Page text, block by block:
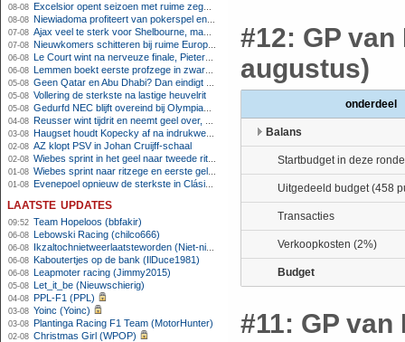
08-08 Excelsior opent seizoen met ruime zege op promovendus Cambuur
08-08 Niewiadoma profiteert van pokerspel en grijpt geel op Ventoux
07-08 Ajax veel te sterk voor Shelbourne, maar houdt schade beperkt
07-08 Nieuwkomers schitteren bij ruime Europese zege FC Twente
06-08 Le Court wint na nerveuze finale, Pieterse derde
06-08 Lemmen boekt eerste profzege in zware Ronde van Polen-rit
05-08 Geen Qatar en Abu Dhabi? Dan eindigt Formule 1-seizoen mogelijk in Europa
05-08 Vollering de sterkste na lastige heuvelrit
05-08 Gedurfd NEC blijft overeind bij Olympiakos
04-08 Reusser wint tijdrit en neemt geel over, Nooijen knap tweede
03-08 Haugset houdt Kopecky af na indrukwekkende solo van 86 kilometer
02-08 AZ klopt PSV in Johan Cruijff-schaal
02-08 Wiebes sprint in het geel naar tweede ritzege
01-08 Wiebes sprint naar ritzege en eerste gele trui in Tour Femmes
01-08 Evenepoel opnieuw de sterkste in Clásica San Sebastián
laatste updates
09:52 Team Hopeloos (bbfakir)
06-08 Lebowski Racing (chilco666)
06-08 Ikzaltochnietweerlaatsteworden (Niet-niels)
06-08 Kaboutertjes op de bank (IlDuce1981)
06-08 Leapmoter racing (Jimmy2015)
05-08 Let_it_be (Nieuwschierig)
04-08 PPL-F1 (PPL)
03-08 Yoinc (Yoinc)
03-08 Plantinga Racing F1 Team (MotorHunter)
02-08 Christmas Girl (WPOP)
#12: GP
augustus)
onderdeel
Balans
Startbudget in deze ronde
Uitgedeeld budget (458
Transacties
Verkoopkosten (2%)
Budget
#11: GP